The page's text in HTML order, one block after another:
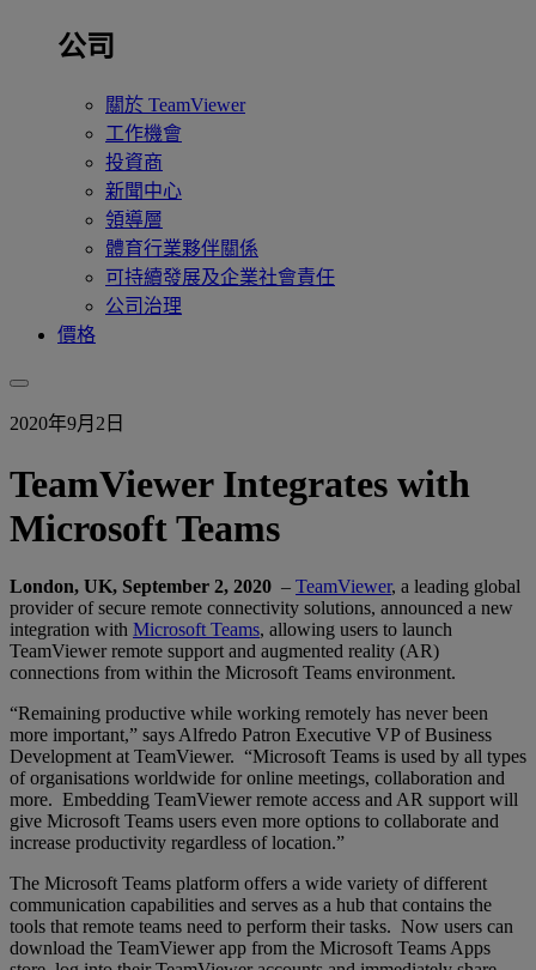
公司
關於 TeamViewer
工作機會
投資商
新聞中心
領導層
體育行業夥伴關係
可持續發展及企業社會責任
公司治理
價格
2020年9月2日
TeamViewer Integrates with
Microsoft Teams
London, UK, September 2, 2020 – TeamViewer, a leading global
provider of secure remote connectivity solutions, announced a new
integration with Microsoft Teams, allowing users to launch
TeamViewer remote support and augmented reality (AR)
connections from within the Microsoft Teams environment.
“Remaining productive while working remotely has never been
more important,” says Alfredo Patron Executive VP of Business
Development at TeamViewer. “Microsoft Teams is used by all types
of organisations worldwide for online meetings, collaboration and
more. Embedding TeamViewer remote access and AR support will
give Microsoft Teams users even more options to collaborate and
increase productivity regardless of location.”
The Microsoft Teams platform offers a wide variety of different
communication capabilities and serves as a hub that contains the
tools that remote teams need to perform their tasks. Now users can
download the TeamViewer app from the Microsoft Teams Apps